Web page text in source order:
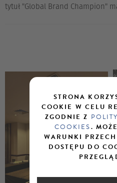
tytuł "Global Brand Champion"
STRONA
COOKIE W CELU
ZGODNIE Z
COOKIES.
WARUNKI
DOSTĘPU DO